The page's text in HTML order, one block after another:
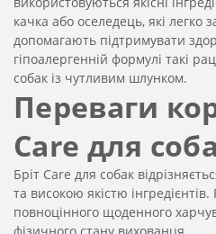
качка або оселедець, які легко
допомагають підтримувати
гіпоалергенній формулі такі
собак із чутливим шлунком.
Переваги
Care для
Бріт Care для собак
та високою якістю
повноцінного щоденного
фізичного стану вихованця.